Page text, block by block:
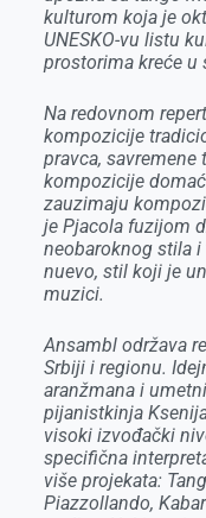
kulturom koja je
UNESKO-vu listu
prostorima kreće u
Na redovnom
kompozicije
pravca,
kompozicije
zauzimaju
je Pjacola fuzijom
neobaroknog stila
nuevo, stil koji je
muzici.
Ansambl održava
Srbiji i regionu.
aranžmana i
pijanistkinja
visoki izvođački
specifična
više projekata:
Piazzollando,